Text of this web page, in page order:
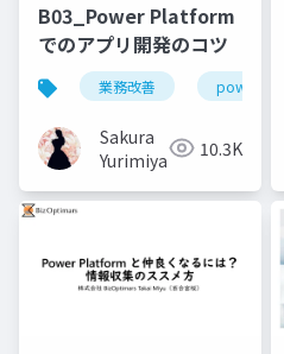
B03_Power Platform
でのアプリ開発のコツ
業務改善 powerapps
Sakura
Yurimiya
10.3K